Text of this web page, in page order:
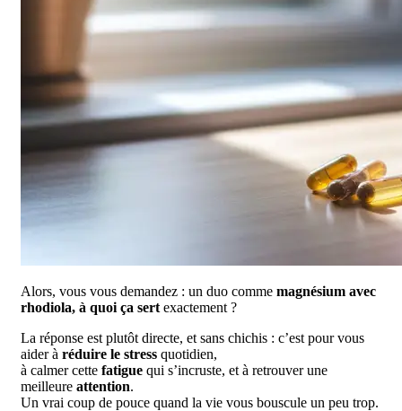
Alors, vous vous demandez : un duo comme magnésium avec
rhodiola, à quoi ça sert exactement ?
La réponse est plutôt directe, et sans chichis : c’est pour vous
aider à réduire le stress quotidien,
à calmer cette fatigue qui s’incruste, et à retrouver une
meilleure attention.
Un vrai coup de pouce quand la vie vous bouscule un peu trop.